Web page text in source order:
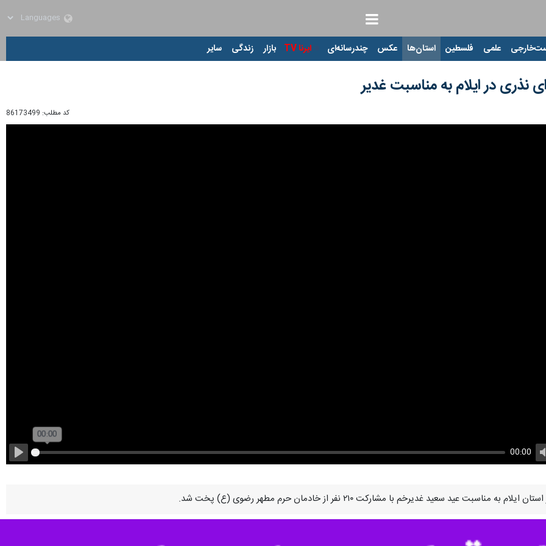
علمی فلسطین استان‌ها عکس چندرسانه‌ای ایرنا TV بازار زندگی سایر
نذری در ایلام به مناسبت غدیر
کد مطلب: 86173499